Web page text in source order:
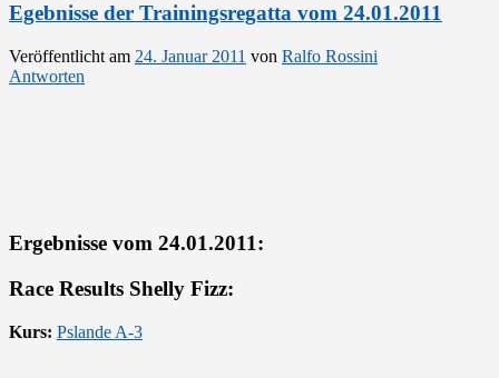
Egebnisse der Trainingsregatta vom 24.01.2011
Veröffentlicht am 24. Januar 2011 von Ralfo Rossini
Antworten
Ergebnisse vom 24.01.2011:
Race Results Shelly Fizz:
Kurs: Pslande A-3